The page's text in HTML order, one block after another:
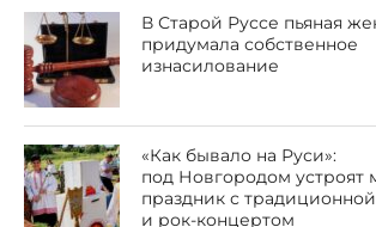
В Старой Руссе пьяная
придумала собственное
изнасилование
«Как бывало на Руси»:
под Новгородом устроят
праздник с
и рок-концертом